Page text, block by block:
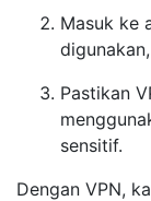
Masuk ke
Pastikan
sensitif.
Dengan VPN,